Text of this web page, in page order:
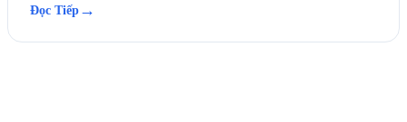
Đọc Tiếp →